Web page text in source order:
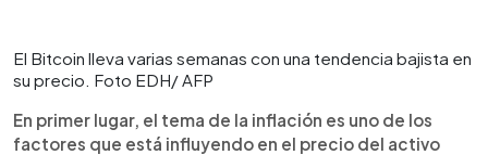
El Bitcoin lleva varias semanas con una tendencia bajista en
su precio. Foto EDH/ AFP
En primer lugar, el tema de la inflación es uno de los
factores que está influyendo en el precio del activo